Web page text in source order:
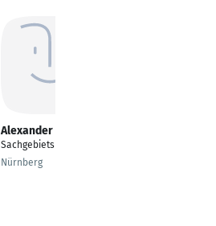
Alexander Maron
Sachgebietsleiter
Nürnberg